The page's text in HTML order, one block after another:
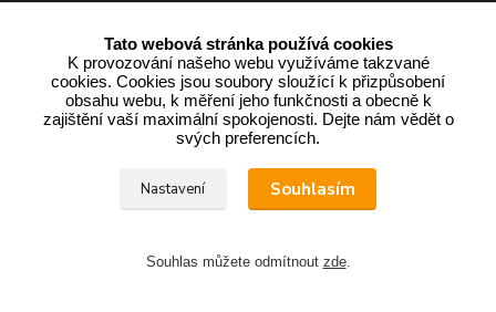
Podle zákona o evidenci tržeb je prodávající povinen vystavit
Zároveň je povinen zaevidovat přijatou tržbu u správce daně online;
v případě technického výpadku pak nejpozději do 48 hodin.
Tato webová stránka používá cookies
K provozování našeho webu využíváme takzvané
cookies. Cookies jsou soubory sloužící k přizpůsobení
obsahu webu, k měření jeho funkčnosti a obecně k
zajištění vaší maximální spokojenosti. Dejte nám vědět o
svých preferencích.
Nastavení Souhlasím
Souhlas můžete odmítnout zde.